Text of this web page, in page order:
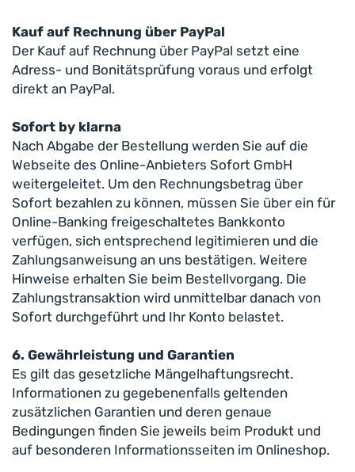
Kauf auf Rechnung über PayPal
Der Kauf auf Rechnung über PayPal setzt eine
Adress- und Bonitätsprüfung voraus und erfolgt
direkt an PayPal.
Sofort by klarna
Nach Abgabe der Bestellung werden Sie auf die
Webseite des Online-Anbieters Sofort GmbH
weitergeleitet. Um den Rechnungsbetrag über
Sofort bezahlen zu können, müssen Sie über ein für
Online-Banking freigeschaltetes Bankkonto
verfügen, sich entsprechend legitimieren und die
Zahlungsanweisung an uns bestätigen. Weitere
Hinweise erhalten Sie beim Bestellvorgang. Die
Zahlungstransaktion wird unmittelbar danach von
Sofort durchgeführt und Ihr Konto belastet.
6. Gewährleistung und Garantien
Es gilt das gesetzliche Mängelhaftungsrecht.
Informationen zu gegebenenfalls geltenden
zusätzlichen Garantien und deren genaue
Bedingungen finden Sie jeweils beim Produkt und
auf besonderen Informationsseiten im Onlineshop.